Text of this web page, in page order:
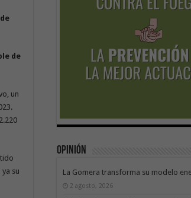
de
un
su
Opinión
La Gomera transforma su modelo
2 agosto, 2026